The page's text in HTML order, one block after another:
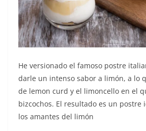
He versionado el famoso postre
darle un intenso sabor a limón, a lo
de lemon curd y el limoncello en el
bizcochos. El resultado es un postre
los amantes del limón